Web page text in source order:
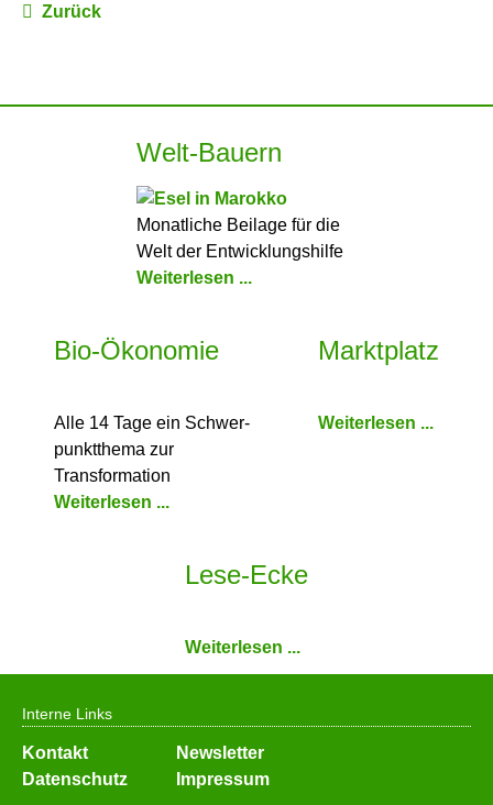
Zurück
Welt-Bauern
Monatliche Beilage für die
Welt der Entwicklungshilfe
Weiterlesen ...
Bio-Ökonomie
Alle 14 Tage ein Schwer­
punkt­thema zur
Transformation
Weiterlesen ...
Marktplatz
Weiterlesen ...
Lese-Ecke
Weiterlesen ...
Interne Links
Navigation
überspringen
Kontakt
Newsletter
Datenschutz
Impressum